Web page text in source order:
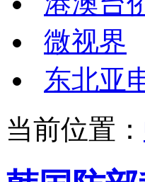
微视界
东北亚
当前位置：